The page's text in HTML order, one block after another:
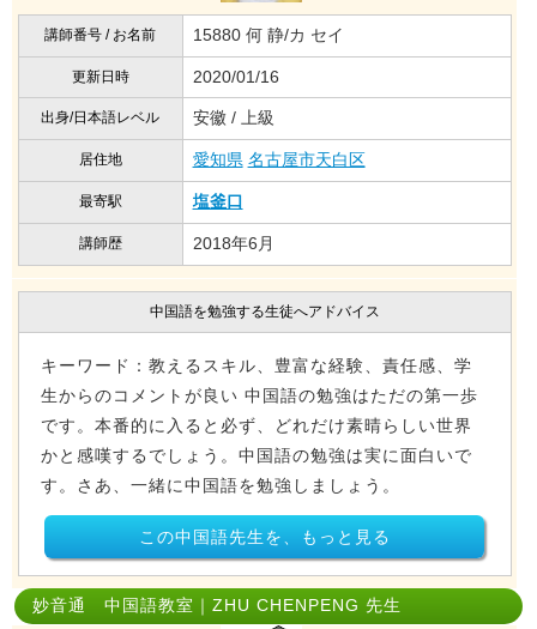
講師番号 / お名前 15880 何 静/カ セイ
更新日時 2020/01/16
出身/日本語レベル 安徽 / 上級
居住地 愛知県 名古屋市天白区
最寄駅 塩釜口
講師歴 2018年6月
中国語を勉強する生徒へアドバイス
キーワード：教えるスキル、豊富な経験、責任感、学
生からのコメントが良い 中国語の勉強はただの第一歩
です。本番的に入ると必ず、どれだけ素晴らしい世界
かと感嘆するでしょう。中国語の勉強は実に面白いで
す。さあ、一緒に中国語を勉強しましょう。
この中国語先生を、もっと見る
妙音通 中国語教室｜ZHU CHENPENG 先生